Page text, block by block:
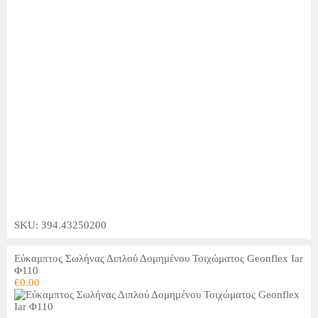
SKU: 394.43250200
Εύκαμπτος Σωλήνας Διπλού Δομημένου Τοιχώματος Geonflex Iar
Φ110
€0.00